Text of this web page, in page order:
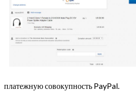
платежную совокупность PayPal.